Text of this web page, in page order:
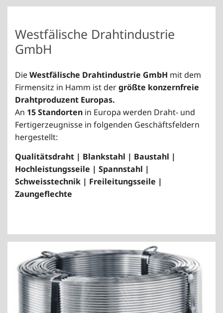
Westfälische Drahtindustrie
GmbH
DieWestfälische Drahtindustrie GmbH mit dem
Firmensitz in Hamm ist dergrößte konzernfreie
Drahtproduzent Europas.
An 15 Standorten in Europa werden Draht- und
Fertigerzeugnisse in folgenden Geschäftsfeldern
hergestellt:
Qualitätsdraht | Blankstahl | Baustahl |
Hochleistungsseile | Spannstahl |
Schweisstechnik | Freileitungsseile |
Zaungeflechte